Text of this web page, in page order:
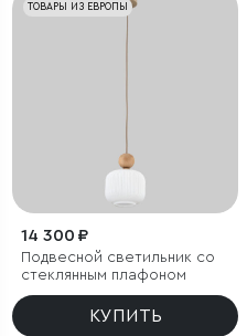
ТОВАРЫ ИЗ ЕВРОПЫ
14 300 ₽
Подвесной светильник со
стеклянным плафоном
КУПИТЬ